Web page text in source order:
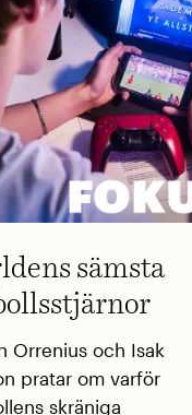
sämsta
Orrenius och Isak
pratar om varför
skräniga